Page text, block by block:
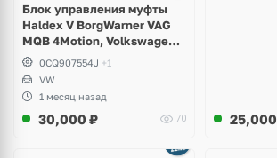
Блок управления муфты
Haldex V BorgWarner VAG
MQB 4Motion, Volkswagen
Tiguan
0CQ907554J +1
VW
1 месяц назад
30,000 ₽ 70 25,000